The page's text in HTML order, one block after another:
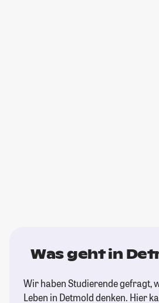
Was geht in
Wir haben Studierende gefragt,
Leben in Detmold denken. Hier